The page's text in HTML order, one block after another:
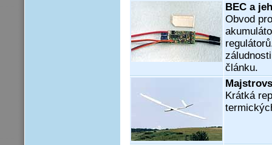
BEC a
Obvod
článku.
Krátká